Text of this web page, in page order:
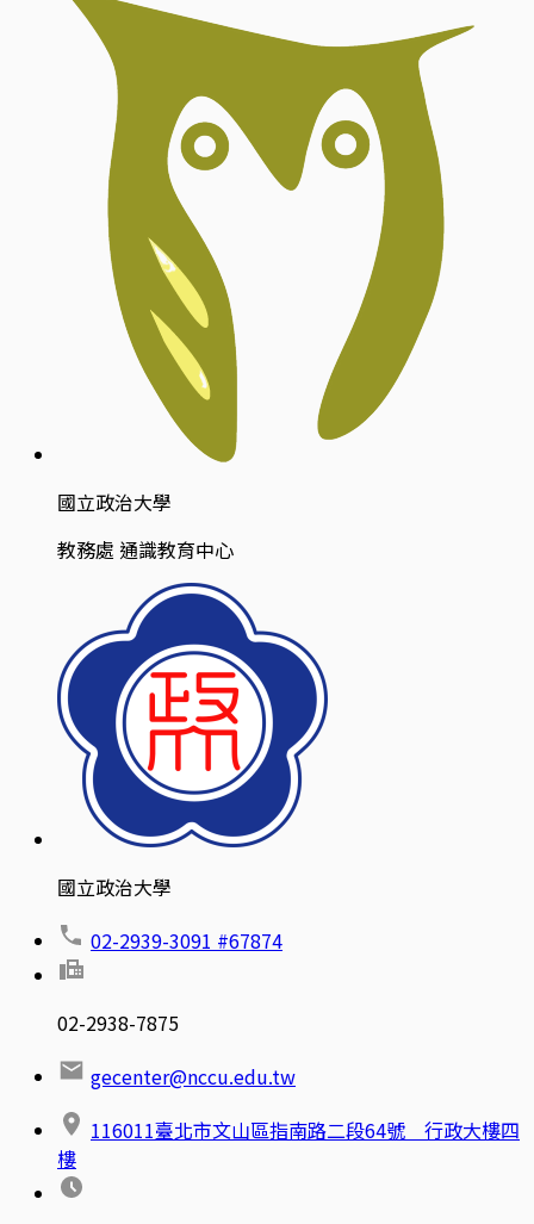
國立政治大學
教務處 通識教育中心
國立政治大學
02-2939-3091 #67874
02-2938-7875
gecenter@nccu.edu.tw
116011臺北市文山區指南路二段64號 行政大樓四
樓